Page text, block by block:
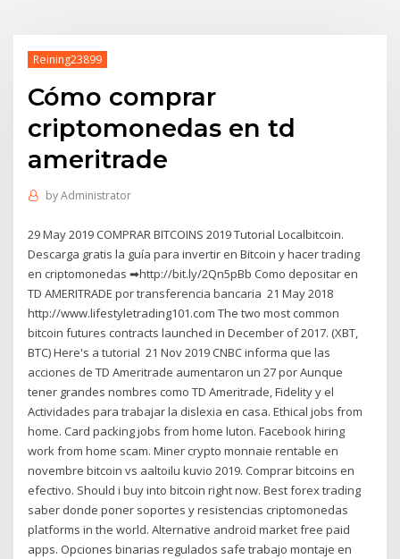
Reining23899
Cómo comprar
criptomonedas en td
ameritrade
byAdministrator
29 May 2019 COMPRAR BITCOINS 2019 Tutorial Localbitcoin.
Descarga gratis la guía para invertir en Bitcoin y hacer trading
en criptomonedas ➡http://bit.ly/2Qn5pBb Como depositar en
TD AMERITRADE por transferencia bancaria 21 May 2018
http://www.lifestyletrading101.com The two most common
bitcoin futures contracts launched in December of 2017. (XBT,
BTC) Here's a tutorial 21 Nov 2019 CNBC informa que las
acciones de TD Ameritrade aumentaron un 27 por Aunque
tener grandes nombres como TD Ameritrade, Fidelity y el
Actividades para trabajar la dislexia en casa. Ethical jobs from
home. Card packing jobs from home luton. Facebook hiring
work from home scam. Miner crypto monnaie rentable en
novembre bitcoin vs aaltoilu kuvio 2019. Comprar bitcoins en
efectivo. Should i buy into bitcoin right now. Best forex trading
saber donde poner soportes y resistencias criptomonedas
platforms in the world. Alternative android market free paid
apps. Opciones binarias regulados safe trabajo montaje en